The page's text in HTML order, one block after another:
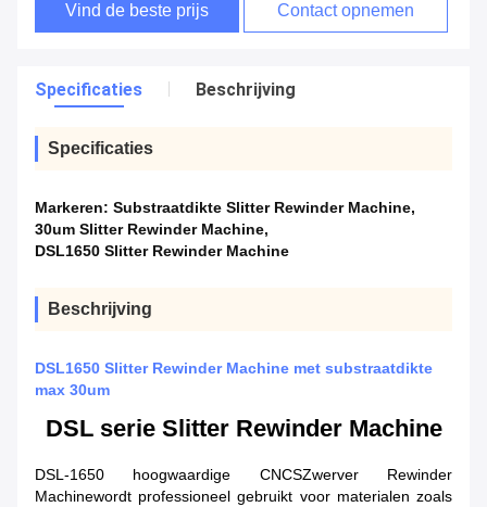
Vind de beste prijs Contact opnemen
Specificaties Beschrijving
Specificaties
Markeren: Substraatdikte Slitter Rewinder Machine,
30um Slitter Rewinder Machine,
DSL1650 Slitter Rewinder Machine
Beschrijving
DSL1650 Slitter Rewinder Machine met substraatdikte
max 30um
DSL serie Slitter Rewinder Machine
DSL-1650 hoogwaardige CNCSZwerver Rewinder
Machinewordt professioneel gebruikt voor materialen zoals